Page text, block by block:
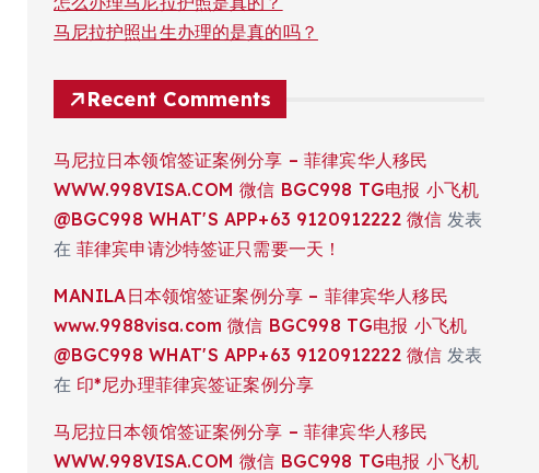
马尼拉护照出生办理的是真的吗？
Recent Comments
马尼拉日本领馆签证案例分享 – 菲律宾华人移民
WWW.998VISA.COM 微信 BGC998 TG电报 小飞机
@BGC998 WHAT'S APP+63 9120912222 微信 发表
在 菲律宾申请沙特签证只需要一天！
MANILA日本领馆签证案例分享 – 菲律宾华人移民
www.9988visa.com 微信 BGC998 TG电报 小飞机
@BGC998 WHAT'S APP+63 9120912222 微信 发表
在 印*尼办理菲律宾签证案例分享
马尼拉日本领馆签证案例分享 – 菲律宾华人移民
WWW.998VISA.COM 微信 BGC998 TG电报 小飞机